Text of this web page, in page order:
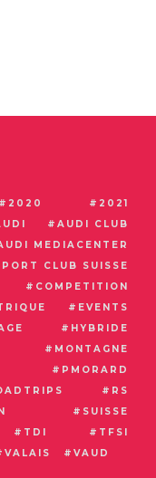
2020
2021
AUDI CLUB
MEDIACENTER
CLUB SUISSE
COMPETITION
EVENTS
HYBRIDE
MONTAGNE
PMORARD
RS
SUISSE
TDI
TFSI
VALAIS VAUD